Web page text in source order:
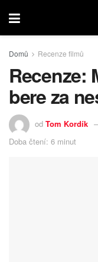
Domů Recenze filmů
Recenze:
bere za
od Tom Kordík
Doba čtení: 6 minut